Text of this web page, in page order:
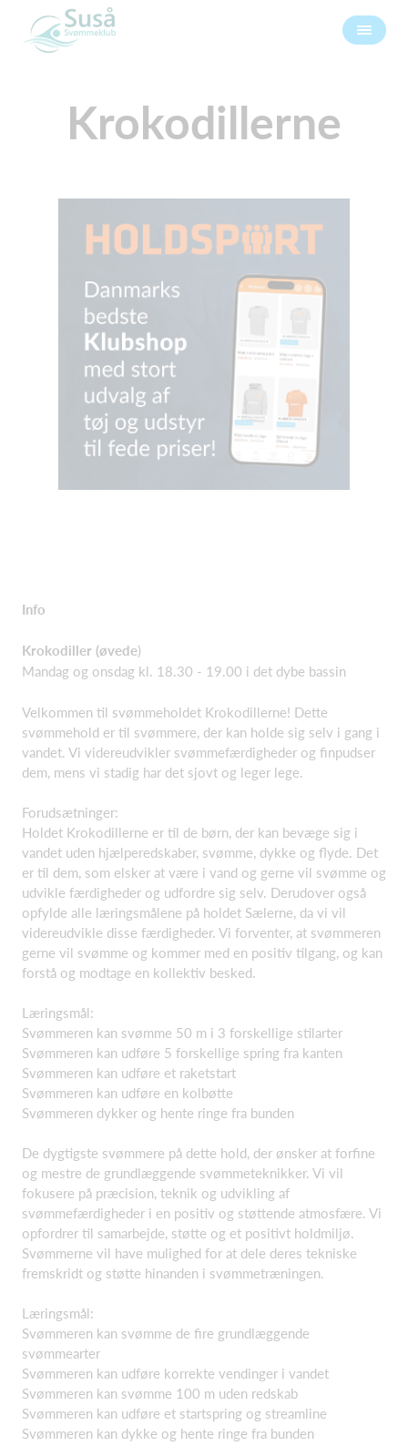
Krokodillerne
Info
Krokodiller (øvede)
Mandag og onsdag kl. 18.30 - 19.00 i det dybe bassin
Velkommen til svømmeholdet Krokodillerne! Dette
svømmehold er til svømmere, der kan holde sig selv i gang i
vandet. Vi videreudvikler svømmefærdigheder og finpudser
dem, mens vi stadig har det sjovt og leger lege.
Forudsætninger:
Holdet Krokodillerne er til de børn, der kan bevæge sig i
vandet uden hjælperedskaber, svømme, dykke og flyde. Det
er til dem, som elsker at være i vand og gerne vil svømme og
udvikle færdigheder og udfordre sig selv. Derudover også
opfylde alle læringsmålene på holdet Sælerne, da vi vil
videreudvikle disse færdigheder. Vi forventer, at svømmeren
gerne vil svømme og kommer med en positiv tilgang, og kan
forstå og modtage en kollektiv besked.
Læringsmål:
Svømmeren kan svømme 50 m i 3 forskellige stilarter
Svømmeren kan udføre 5 forskellige spring fra kanten
Svømmeren kan udføre et raketstart
Svømmeren kan udføre en kolbøtte
Svømmeren dykker og hente ringe fra bunden
De dygtigste svømmere på dette hold, der ønsker at forfine
og mestre de grundlæggende svømmeteknikker. Vi vil
fokusere på præcision, teknik og udvikling af
svømmefærdigheder i en positiv og støttende atmosfære. Vi
opfordrer til samarbejde, støtte og et positivt holdmiljø.
Svømmerne vil have mulighed for at dele deres tekniske
fremskridt og støtte hinanden i svømmetræningen.
Læringsmål:
Svømmeren kan svømme de fire grundlæggende
svømmearter
Svømmeren kan udføre korrekte vendinger i vandet
Svømmeren kan svømme 100 m uden redskab
Svømmeren kan udføre et startspring og streamline
Svømmeren kan dykke og hente ringe fra bunden